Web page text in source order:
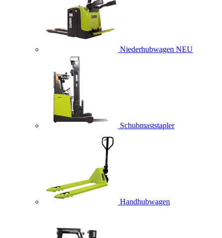
Niederhubwagen NEU
Schubmaststapler
Handhubwagen